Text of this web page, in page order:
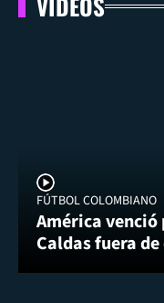
FÚTBOL COLOMBIANO
América
Caldas fuera de